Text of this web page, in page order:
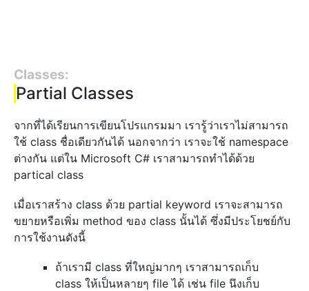
Classes:
Partial Classes
จากที่ได้เรียนการเขียนโปรแกรมมา เรารู้ว่าเราไม่สามารถ
ใช้ class ชื่อเดียวกันได้ นอกจากว่า เราจะใช้ namespace
ต่างกัน แต่ใน Microsoft C# เราสามารถทำได้ด้วย
partical class
เมื่อเราสร้าง class ด้วย partial keyword เราจะสามารถ
ขยายหรือเพิ่ม method ของ class นั้นได้ ซึ่งมีประโยชย์กับ
การใช้งานดังนี้
ถ้าเรามี class ที่ใหญ่มากๆ เราสามารถเก็บ
class ให้เป็นหลายๆ file ได้ เช่น file นึงเก็บ